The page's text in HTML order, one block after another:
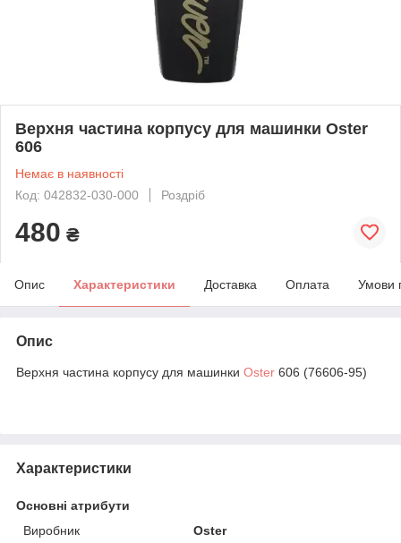
Верхня частина корпусу для машинки Oster
606
Немає в наявності
Код: 042832-030-000
Роздріб
480 ₴
Опис Характеристики Доставка Оплата Умови
Опис
Верхня частина корпусу для машинки Oster 606 (76606-95)
Характеристики
Основні атрибути
Виробник
Oster